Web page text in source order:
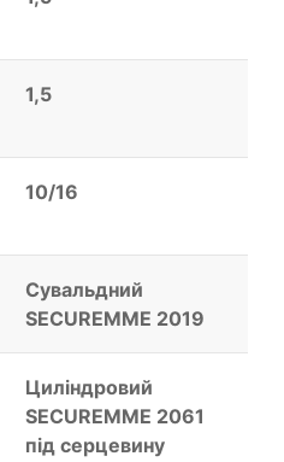
1,5
10/16
Сувальдний
SECUREMME 2019
Циліндровий
SECUREMME 2061
під серцевину